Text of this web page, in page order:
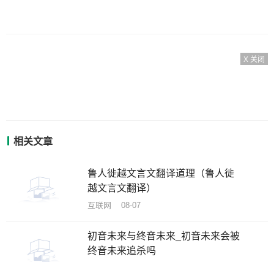
X 关闭
相关文章
鲁人徙越文言文翻译道理（鲁人徙
越文言文翻译）
互联网 08-07
初音未来与终音未来_初音未来会被
终音未来追杀吗